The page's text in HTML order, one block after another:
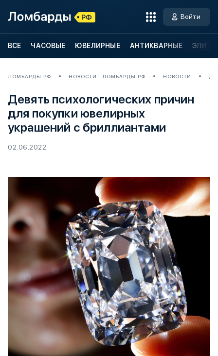
Войти
ВСЕ ЧАСОВЫЕ ЮВЕЛИРНЫЕ АНТИКВАРНЫЕ
ЛОМБАРДЫ.РФ НОВОСТИ - ЛОМБАРДЫ.РФ НОВОСТИ
Девять психологических причин
для покупки ювелирных
украшений с бриллиантами
02.06.2022